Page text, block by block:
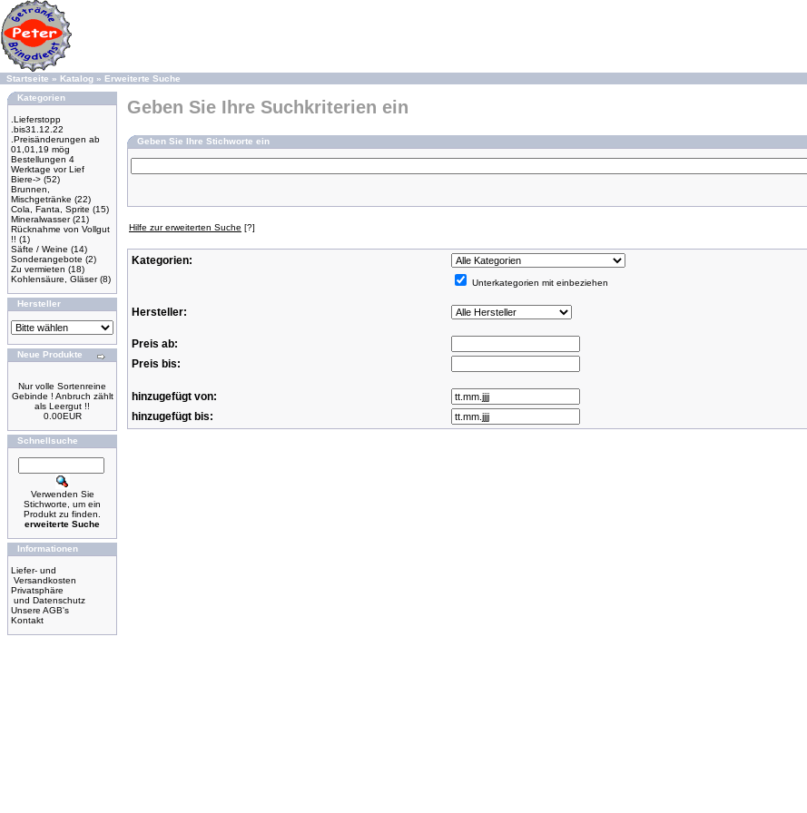
Startseite » Katalog » Erweiterte Suche
Kategorien
.Lieferstopp
.bis31.12.22
.Preisänderungen ab
01,01,19 mög
Bestellungen 4
Werktage vor Lief
Biere-> (52)
Brunnen,
Mischgetränke (22)
Cola, Fanta, Sprite (15)
Mineralwasser(21)
Rücknahme von Vollgut
!! (1)
Säfte / Weine (14)
Sonderangebote (2)
Zu vermieten (18)
Kohlensäure, Gläser(8)
Hersteller
Neue Produkte
Nur volle Sortenreine
Gebinde ! Anbruch zählt
als Leergut !!
0.00EUR
Schnellsuche
Verwenden Sie
Stichworte, um ein
Produkt zu finden.
erweiterte Suche
Informationen
Liefer- und
Versandkosten
Privatsphäre
und Datenschutz
Unsere AGB's
Kontakt
Geben Sie Ihre Suchkriterien ein
Geben Sie Ihre Stichworte ein
Hilfe zur erweiterten Suche [?]
Kategorien:
Unterkategorien mit einbeziehen
Hersteller:
Preis ab:
Preis bis:
hinzugefügt von:
hinzugefügt bis: